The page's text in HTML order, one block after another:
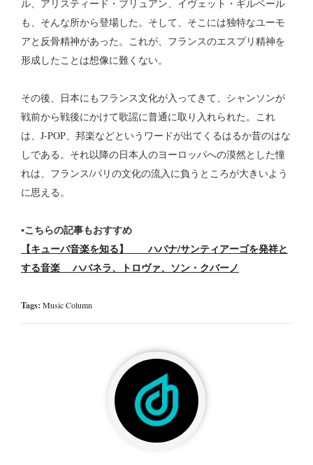
ル、アリスティード・ブリュアン、イヴェット・ギルベール
も、そんな所から登場した。そして、そこには独特なユーモ
アと反骨精神があった。これが、フランスのエスプリ精神を
形成したことは想像に難くない。
その後、日本にもフランス文化が入ってきて、シャンソンが
戦前から戦後にかけて歌謡に普通に取り入れられた。これ
は、J-POP、邦楽などというワードが出てくるはるか昔のはな
しである。それ以降の日本人のヨーロッパへの漠然とした憧
れは、フランス/パリの文化の流入に負うところが大きいよう
に思える。
▪️こちらの記事もおすすめ
【キューバ音楽を知る】 ハバナ/サンティアーゴを発祥と
する音楽 ハバネラ、トロヴァ、ソン・クバーノ
Tags: Music Column